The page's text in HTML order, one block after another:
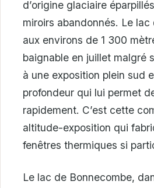
d’origine glaciaire
miroirs abandonnés. Le
aux environs de 1 300
baignable en juillet malgré
à une exposition plein sud
profondeur qui lui permet
rapidement. C’est cette
altitude-exposition qui
fenêtres thermiques si
Le lac de Bonnecombe,